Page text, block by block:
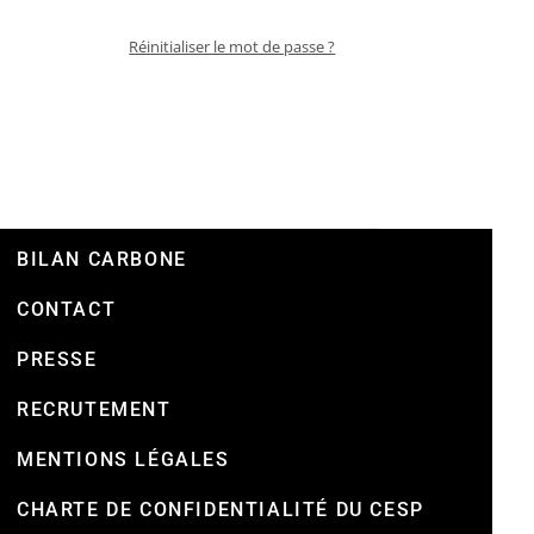
Réinitialiser le mot de passe ?
BILAN CARBONE
CONTACT
PRESSE
RECRUTEMENT
MENTIONS LÉGALES
CHARTE DE CONFIDENTIALITÉ DU CESP